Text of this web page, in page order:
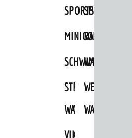
SPORTSTÄTTEN
MINIGOLFRADFAHREN
SCHWIMMEN
STRANDBAD
WAIDSEE
TSG
VIKTOR-
WANDERN
WEINHEIMER